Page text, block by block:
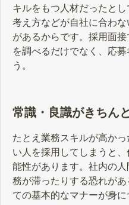
キルをもつ人材だったと
考え方などが自社に合わ
があるからです。採用面
を調べるだけでなく、応
う。
常識・良識がきちん
たとえ業務スキルが高か
い人を採用してしまうと
能性があります。社内の
務が滞ったりする恐れが
ての基本的なマナーが身